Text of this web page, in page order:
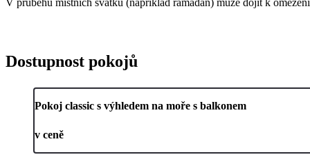
Dostupnost pokojů
Pokoj classic s výhledem na moře s balkonem
v ceně